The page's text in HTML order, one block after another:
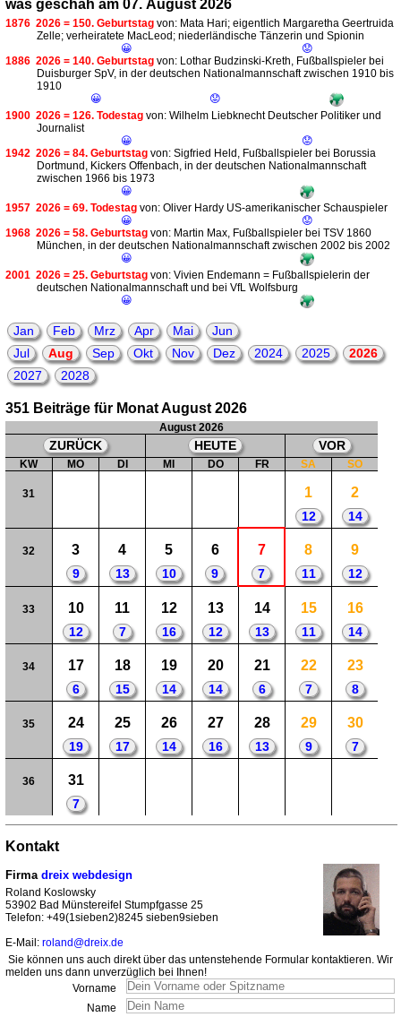
was geschah am 07. August 2026
1876 2026 = 150. Geburtstag von: Mata Hari; eigentlich Margaretha Geertruida
Zelle; verheiratete MacLeod; niederländische Tänzerin und Spionin
😀
😟
1886 2026 = 140. Geburtstag von: Lothar Budzinski-Kreth, Fußballspieler bei
Duisburger SpV, in der deutschen Nationalmannschaft zwischen 1910 bis
1910
😀
😟
1900 2026 = 126. Todestag von: Wilhelm Liebknecht Deutscher Politiker und
Journalist
😀
😟
1942 2026 = 84. Geburtstag von: Sigfried Held, Fußballspieler bei Borussia
Dortmund, Kickers Offenbach, in der deutschen Nationalmannschaft
zwischen 1966 bis 1973
😀
1957 2026 = 69. Todestag von: Oliver Hardy US-amerikanischer Schauspieler
😀
😟
1968 2026 = 58. Geburtstag von: Martin Max, Fußballspieler bei TSV 1860
München, in der deutschen Nationalmannschaft zwischen 2002 bis 2002
😀
2001 2026 = 25. Geburtstag von: Vivien Endemann = Fußballspielerin der
deutschen Nationalmannschaft und bei VfL Wolfsburg
😀
Jan Feb Mrz Apr Mai
Jun
Jul
Aug Sep Okt Nov Dez 2024 2025
2026
2027
2028
351 Beiträge für Monat August 2026
August 2026
ZURÜCK HEUTE VOR
KW MO DI MI DO FR SA SO
31 1
12
2
14
32 3
9
4
13
5
10
6
9
7
7
8
11
9
12
33 10
12
11
7
12
16
13
12
14
13
15
11
16
14
34 17
6
18
15
19
14
20
14
21
6
22
7
23
8
35 24
19
25
17
26
14
27
16
28
13
29
9
30
7
36 31
7
Kontakt
Firma dreix webdesign
Roland Koslowsky
53902 Bad Münstereifel Stumpfgasse 25
Telefon: +49(1sieben2)8245 sieben9sieben
E-Mail: roland@dreix.de
Sie können uns auch direkt über das untenstehende Formular kontaktieren. Wir
melden uns dann unverzüglich bei Ihnen!
Vorname
Name